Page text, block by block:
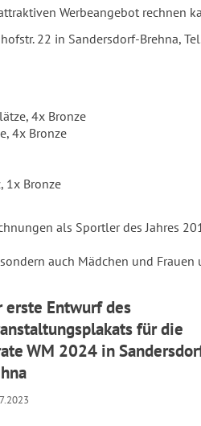
Werbeangebot rechnen
22 in Sandersdorf-Brehna,
4x Bronze
4x Bronze
1x Bronze
als Sportler des Jahres
auch Mädchen und Frauen
erste Entwurf des
für die
WM 2024 in